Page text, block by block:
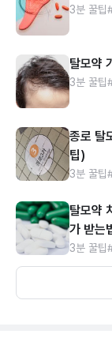
3분 꿀팁
탈모약
3분 꿀팁
종로 탈
팁)
3분 꿀팁
탈모약
가 받는
3분 꿀팁